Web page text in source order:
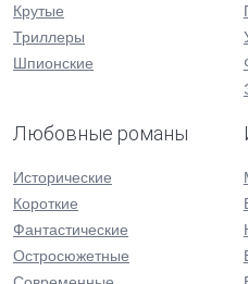
Крутые
Триллеры
Шпионские
Любовные романы
Исторические
Короткие
Фантастические
Остросюжетные